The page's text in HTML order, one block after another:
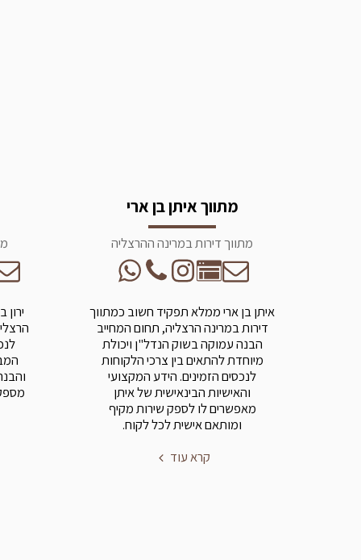
מתווך איתן בן ארי
מתווך דירות במרינה ההרצליה
איתן בן ארי ממלא תפקיד חשוב כמתווך
דירות במרינה הרצליה, תחום המחייב
הבנה עמוקה בשוק הנדל"ן ויכולת
מיוחדת להתאים בין צרכי הלקוחות
לנכסים הזמינים. הידע המקצועי
והאישיות הבינאישית של איתן
מאפשרים לו לספק שירות מקיף
ומותאם אישית לכל לקוח.
קרא עוד